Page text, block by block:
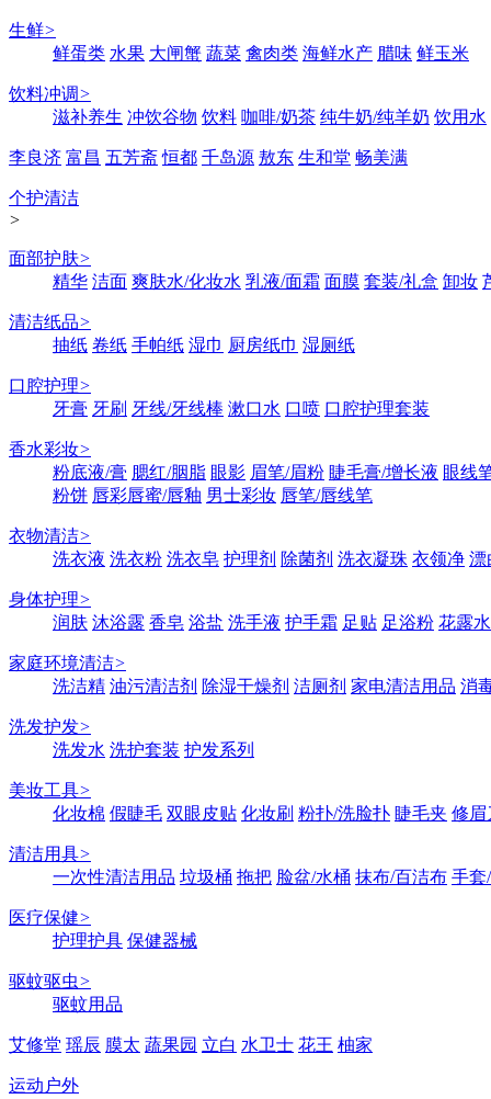
生鲜>
鲜蛋类 水果 大闸蟹 蔬菜 禽肉类 海鲜水产 腊味 鲜玉米
饮料冲调>
滋补养生 冲饮谷物 饮料 咖啡/奶茶 纯牛奶/纯羊奶 饮用水
李良济 富昌 五芳斋 恒都 千岛源 敖东 生和堂 畅美满
个护清洁
>
面部护肤>
精华 洁面 爽肤水/化妆水 乳液/面霜 面膜 套装/礼盒 卸妆
清洁纸品>
抽纸 卷纸 手帕纸 湿巾 厨房纸巾 湿厕纸
口腔护理>
牙膏 牙刷 牙线/牙线棒 漱口水 口喷 口腔护理套装
香水彩妆>
粉底液/膏 腮红/胭脂 眼影 眉笔/眉粉 睫毛膏/增长液 眼线
粉饼 唇彩唇蜜/唇釉 男士彩妆 唇笔/唇线笔
衣物清洁>
洗衣液 洗衣粉 洗衣皂 护理剂 除菌剂 洗衣凝珠 衣领净 漂
身体护理>
润肤 沐浴露 香皂 浴盐 洗手液 护手霜 足贴 足浴粉 花露水
家庭环境清洁>
洗洁精 油污清洁剂 除湿干燥剂 洁厕剂 家电清洁用品 消
洗发护发>
洗发水 洗护套装 护发系列
美妆工具>
化妆棉 假睫毛 双眼皮贴 化妆刷 粉扑/洗脸扑 睫毛夹 修眉
清洁用具>
一次性清洁用品 垃圾桶 拖把 脸盆/水桶 抹布/百洁布 手套
医疗保健>
护理护具 保健器械
驱蚊驱虫>
驱蚊用品
艾修堂 瑶辰 膜太 蔬果园 立白 水卫士 花王 柚家
运动户外